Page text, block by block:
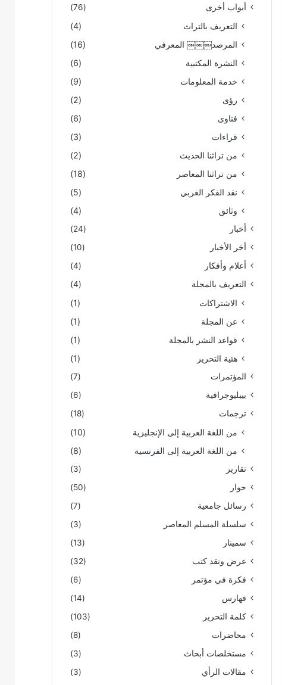
أبواب أخرى
(76)
التعريف بالتراث
(4)
المرصد￼￼￼ المعرفي
(16)
النشرة المكتبية
(6)
خدمة المعلومات
(9)
رؤى
(2)
فتاوى
(6)
قراءات
(3)
من تراثنا الحديث
(2)
من تراثنا المعاصر
(18)
نقد الفكر الغربي
(5)
وثائق
(4)
أخبار
(24)
أخر الأخبار
(10)
أعلام وأفكار
(4)
التعريف بالمجلة
(4)
الاشتراكات
(1)
عن المجلة
(1)
قواعد النشر بالمجلة
(1)
هئية التحرير
(1)
المؤتمرات
(7)
بيبليوجرافية
(6)
ترجمات
(18)
من اللغة العربية إلى الإنجليزية
(10)
من اللغة العربية إلى الفرنسية
(8)
تقارير
(3)
حوار
(50)
رسائل جامعية
(7)
سلسلة المسلم المعاصر
(3)
سمينار
(13)
عرض ونقد كتب
(32)
فكرة في مؤتمر
(6)
فهارس
(14)
كلمة التحرير
(103)
محاضرات
(8)
مستخلصات أبحاث
(3)
مقالات الرأي
(3)